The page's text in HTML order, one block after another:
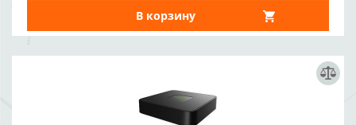
В корзину